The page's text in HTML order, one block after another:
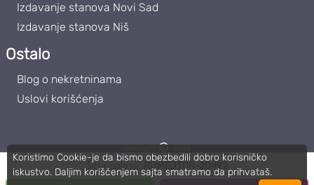
Šifra oglasa: RUMEJTOR-20492
Izdavanje stanova Novi Sad
Izdavanje stanova Niš
Ostalo
Blog o nekretninama
Uslovi korišćenja
Roommateor | PIB: 111859102
Koristimo Cookie-je da bismo obezbedili dobro korisničko
iskustvo. Daljim korišćenjem sajta smatramo da prihvataš.